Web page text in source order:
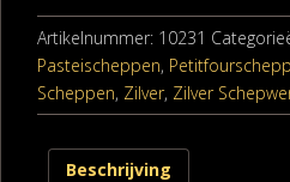
Artikelnummer: 10231
Pasteischeppen,
Scheppen, Zilver, Zilver
Beschrijving